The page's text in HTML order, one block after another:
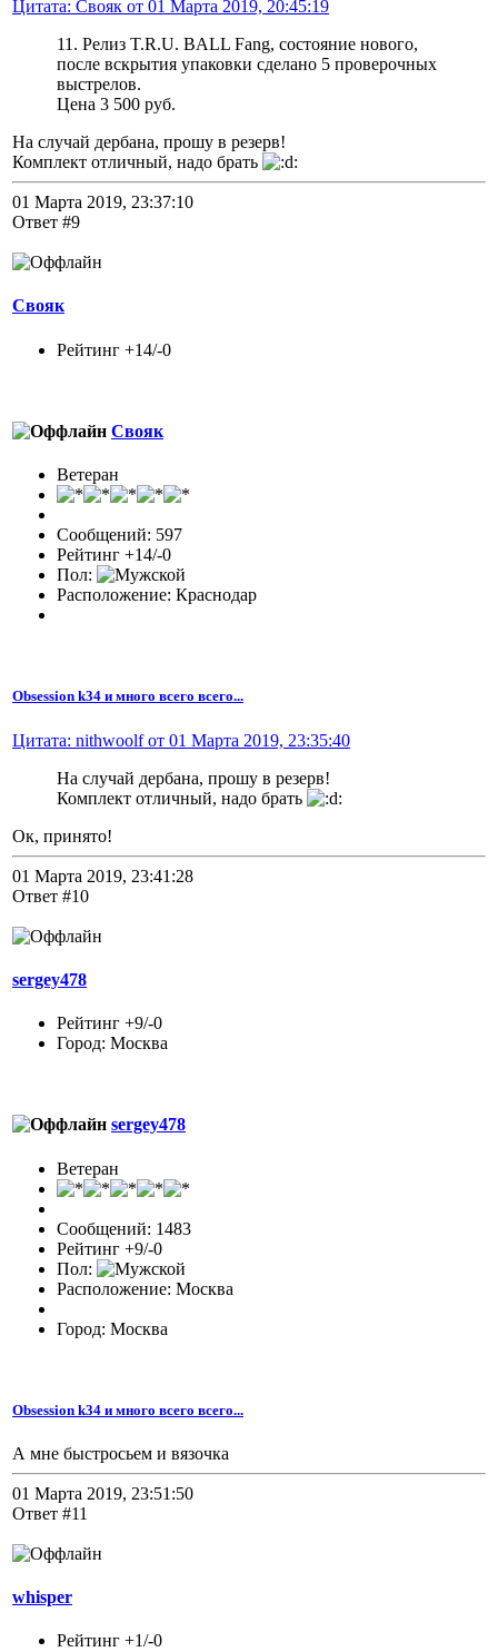
Цитата: Свояк от 01 Марта 2019, 20:45:19
11. Релиз T.R.U. BALL Fang, состояние нового,
после вскрытия упаковки сделано 5 проверочных
выстрелов.
Цена 3 500 руб.
На случай дербана, прошу в резерв!
Комплект отличный, надо брать
01 Марта 2019, 23:37:10
Ответ #9
Свояк
Рейтинг +14/-0
Свояк
Ветеран
Сообщений: 597
Рейтинг +14/-0
Пол:
Расположение: Краснодар
Obsession k34 и много всего всего...
Цитата: nithwoolf от 01 Марта 2019, 23:35:40
На случай дербана, прошу в резерв!
Комплект отличный, надо брать
Ок, принято!
01 Марта 2019, 23:41:28
Ответ #10
sergey478
Рейтинг +9/-0
Город: Москва
sergey478
Ветеран
Сообщений: 1483
Рейтинг +9/-0
Пол:
Расположение: Москва
Город: Москва
Obsession k34 и много всего всего...
А мне быстросьем и вязочка
01 Марта 2019, 23:51:50
Ответ #11
whisper
Рейтинг +1/-0